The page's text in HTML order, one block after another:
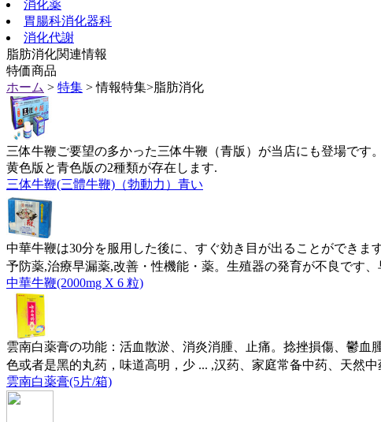
消化薬
胃腸科消化器科
消化代謝
脂肪消化関連情報
特価商品
ホーム > 特集 > 情報特集>脂肪消化
三体牛鞭ご要望の多かった三体牛鞭（青版）が当店にも登場で
黄色版と青色版の2種類が存在します.
三体牛鞭(三體牛鞭)（勃動力）青い
中華牛鞭は30分を服用した後に、すぐ効き目が出ることができ
予防薬,治療早漏薬,改善・性機能・薬。生殖器の発育が不良です
中華牛鞭(2000mg X 6 粒)
雲南白薬膏の功能：活血散淤、消炎消腫、止痛。捻挫損傷、鬱
色或者是黑的丸药，味道高明，少 ... ,汉药、家庭常备中药、天然
雲南白薬膏(5片/箱)